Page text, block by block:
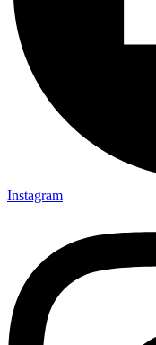
Instagram